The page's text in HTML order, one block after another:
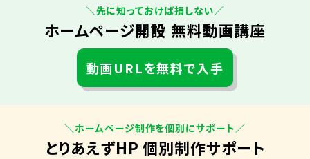
＼先に知っておけば損しない／
ホームページ開設 無料動画講座
動画URLを無料で入手
＼ホームページ制作を個別にサポート／
とりあえずHP 個別制作サポート